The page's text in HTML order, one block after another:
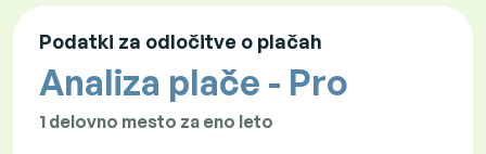
Podatki za odločitve o plačah
Analiza plače - Pro
1 delovno mesto za eno leto